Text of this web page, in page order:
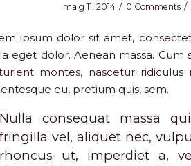
maig 11, 2014 / 0 Comments /
ipsum dolor sit amet,
eget dolor. Aenean massa.
montes, nascetur
eu, pretium quis, sem.
Nulla consequat massa
fringilla vel, aliquet nec,
rhoncus ut, imperdiet a,